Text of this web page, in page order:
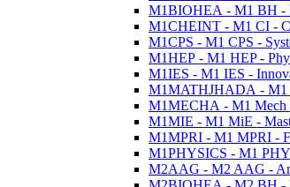
M1BIOHEA - M1 BH -
M1CHEINT - M1 CI -
M1CPS - M1 CPS -
M1HEP - M1 HEP -
M1IES - M1 IES -
M1MATHJHADA - M1
M1MECHA - M1 Mech
M1MIE - M1 MiE -
M1MPRI - M1 MPRI -
M1PHYSICS - M1
M2AAG - M2 AAG -